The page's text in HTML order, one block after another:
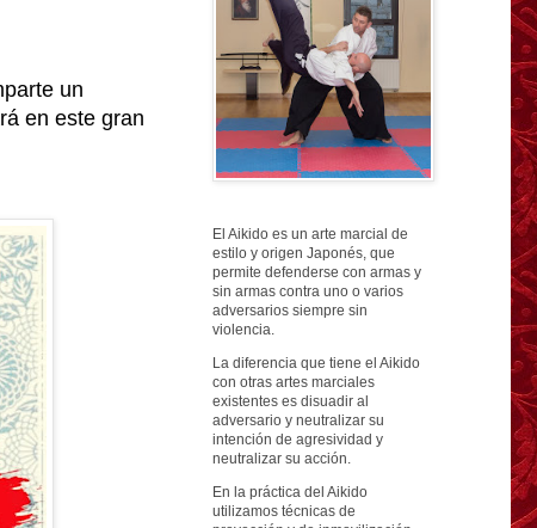
un
en este gran
El Aikido es un arte marcial de
estilo y origen Japonés, que
permite defenderse con armas y
sin armas contra uno o varios
adversarios siempre sin
violencia.
La diferencia que tiene el Aikido
con otras artes marciales
existentes es disuadir al
adversario y neutralizar su
intención de agresividad y
neutralizar su acción.
En la práctica del Aikido
utilizamos técnicas de